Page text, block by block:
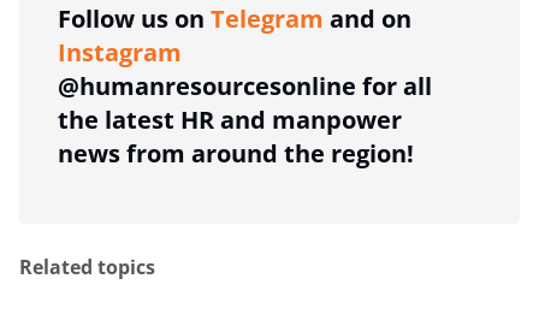
Follow us on Telegram and on
Instagram
@humanresourcesonline for all
the latest HR and manpower
news from around the region!
Related topics